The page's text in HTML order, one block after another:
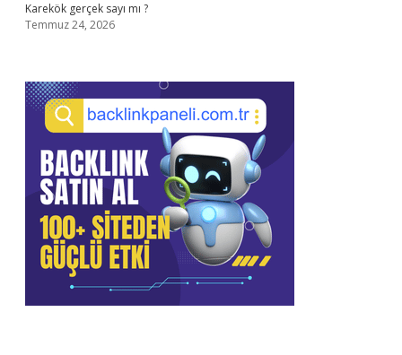
Karekök gerçek sayı mı ?
Temmuz 24, 2026